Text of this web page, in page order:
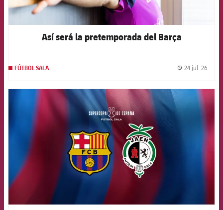
Así será la pretemporada del Barça
FÚTBOL SALA 24 jul. 26
FCB Barcelona badge